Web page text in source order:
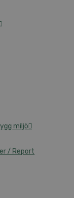
miljö
/ Report